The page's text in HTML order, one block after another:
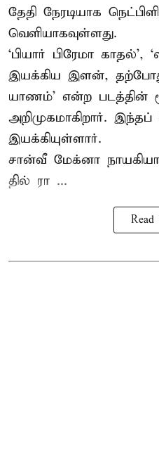
தேதி நேரடியாக
வெளியாகவுள்ளது.
‘பி​யார் பிரேமா
இயக்​கிய இளன், தற்​போது
யாணம்’ என்ற படத்​தின்
அறி​முக​மாகிறார்.
இயக்​கி​யுள்​ளார்.
சான்வீ மேக்னா
தில் ரா ...
Read